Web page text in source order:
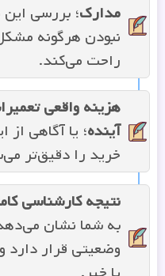
مدارک؛ بررسی
نبودن هرگونه
راحت می‌کند.
هزینه واقعی
آینده؛ یا آگاهی
خرید را دقیق‌تر
نتیجه کارشناسی
به شما نشان
وضعیتی قرار دارد